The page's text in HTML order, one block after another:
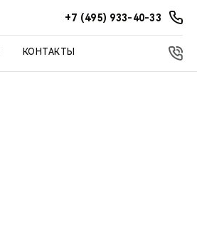
+7 (495) 933-40-33
КОНТАКТЫ